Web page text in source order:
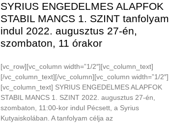
SYRIUS ENGEDELMES ALAPFOK
STABIL MANCS 1. SZINT tanfolyam
indul 2022. augusztus 27-én,
szombaton, 11 órakor
[vc_row][vc_column width=”1/2″][vc_column_text]
[/vc_column_text][/vc_column][vc_column width=”1/2″]
[vc_column_text] SYRIUS ENGEDELMES ALAPFOK
STABIL MANCS 1. SZINT 2022. augusztus 27-én,
szombaton, 11:00-kor indul Pécsett, a Syrius
Kutyaiskolában. A tanfolyam célja az